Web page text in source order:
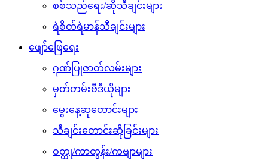
စစ်သည်ရေး/ဆိုသီချင်းများ
ရဲစိတ်ရဲမာန်သီချင်းများ
ဖျော်ဖြေရေး
ဂုဏ်ပြုဇာတ်လမ်းများ
မှတ်တမ်းဗီဒီယိုများ
မွေးနေ့ဆုတောင်းများ
သီချင်းတောင်းဆိုခြင်းများ
ဝတ္ထု/ကာတွန်း/ကဗျာများ